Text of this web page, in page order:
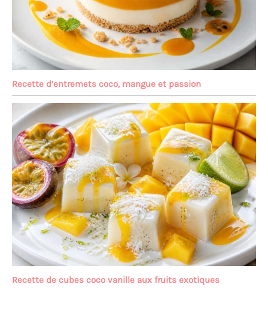
Recette d’entremets coco, mangue et passion
Recette de cubes coco vanille aux fruits exotiques